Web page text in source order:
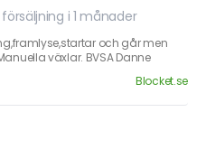
försäljning i 1 månader
och går men
växlar. BVSA Danne
Blocket.se